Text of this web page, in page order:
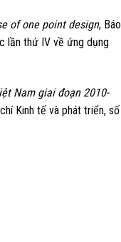
of one point design, Báo
lần thứ IV về ứng dụng
Nam giai đoạn 2010-
Kinh tế và phát triển, số